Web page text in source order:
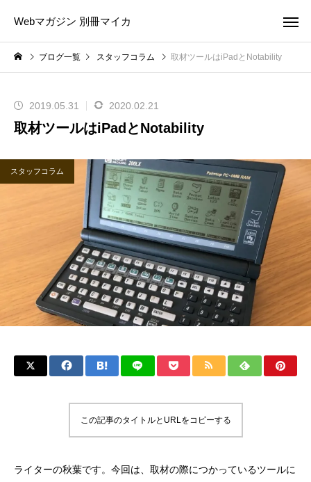
Webマガジン 別冊マイカ
ブログ一覧 スタッフコラム 取材ツールはiPadとNotability
2019.05.31 2020.02.21
取材ツールはiPadとNotability
スタッフコラム
この記事のタイトルとURLをコピーする
ライターの秋葉です。今回は、取材の際につかっているツールに